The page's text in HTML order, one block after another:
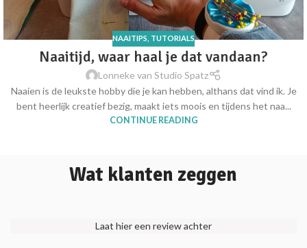
NAAITIPS TUTORIALS
Naaitijd, waar haal je dat vandaan?
Lonneke van Studio Spatz
Naaien is de leukste hobby die je kan hebben, althans dat vind ik. Je
bent heerlijk creatief bezig, maakt iets moois en tijdens het naa...
CONTINUE READING
Wat klanten zeggen
Laat hier een review achter